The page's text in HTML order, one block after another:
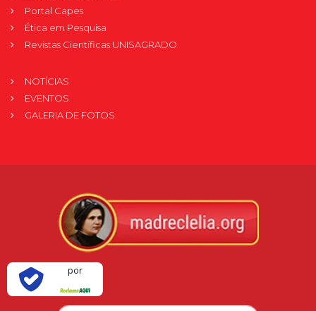
Portal Capes
Ética em Pesquisa
Revistas Científicas UNISAGRADO
NOTÍCIAS
EVENTOS
GALERIA DE FOTOS
por